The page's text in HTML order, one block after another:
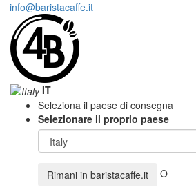
info@baristacaffe.it
IT
Seleziona il paese di consegna
Selezionare il proprio paese
Rimani in baristacaffe.it O